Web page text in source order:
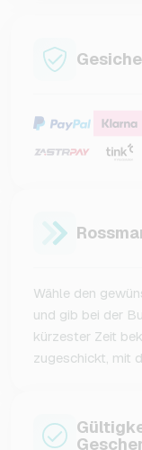
Wähle den
und gib bei der
kürzester Zeit
zugeschickt, mit